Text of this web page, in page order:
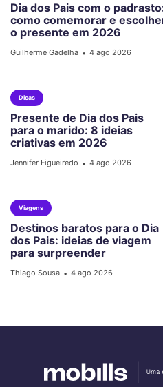
Dia dos Pais com o
como comemorar e
o presente em 2026
Guilherme Gadelha • 4 ago 2026
Dicas
Presente de Dia dos Pais
para o marido: 8 ideias
criativas em 2026
Jennifer Figueiredo • 4 ago 2026
Viagens
Destinos baratos para o Dia
dos Pais: ideias de viagem
para surpreender
Thiago Sousa • 4 ago 2026